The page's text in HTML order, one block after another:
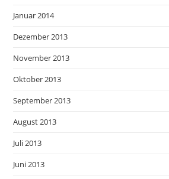
Januar 2014
Dezember 2013
November 2013
Oktober 2013
September 2013
August 2013
Juli 2013
Juni 2013